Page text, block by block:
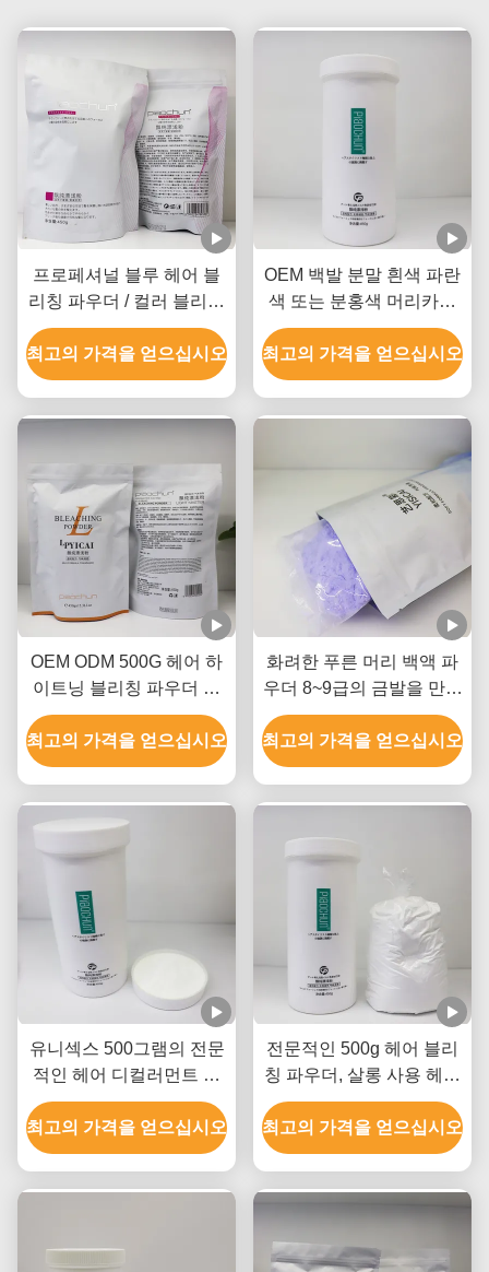
프로페셔널 블루 헤어 블
리칭 파우더 / 컬러 블리칭
파우더 GMPC SDS 인증
최고의 가격을 얻으십시오
OEM 백발 분말 흰색 파란
색 또는 분홍색 머리카락
모든 유형의 머리카락
최고의 가격을 얻으십시오
OEM ODM 500G 헤어 하
이트닝 블리칭 파우더 암
모니아 무료 먼지 무료
최고의 가격을 얻으십시오
화려한 푸른 머리 백액 파
우더 8~9급의 금발을 만들
기 위해
최고의 가격을 얻으십시오
유니섹스 500그램의 전문
적인 헤어 디컬러먼트 파
우더 8-9 레벨 리프트까지
최고의 가격을 얻으십시오
전문적인 500g 헤어 블리
칭 파우더, 살롱 사용 헤어
블리칭 파우더 OEM
최고의 가격을 얻으십시오